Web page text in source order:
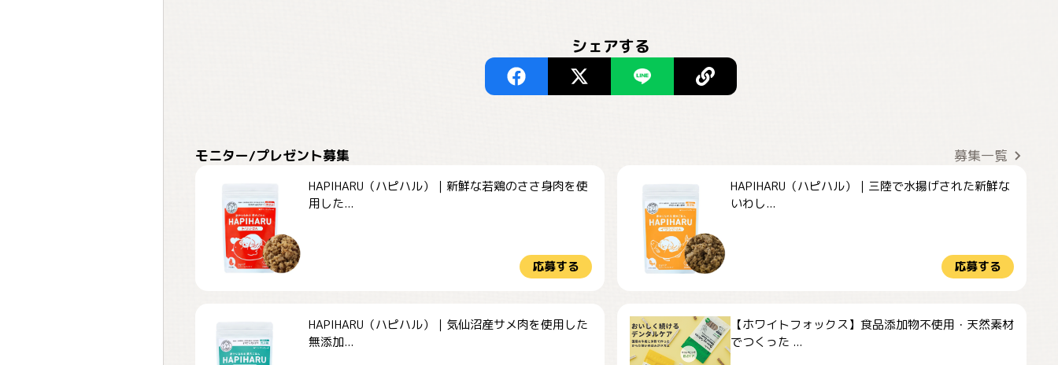
シェアする
モニター/プレゼント募集 募集一覧
HAPIHARU（ハピハル）｜新鮮な若鶏のささ身肉を使
用した...
応募する
HAPIHARU（ハピハル）｜三陸で水揚げされた新鮮な
いわし...
応募する
HAPIHARU（ハピハル）｜気仙沼産サメ肉を使用した
無添加...
【ホワイトフォックス】食品添加物不使用・天然素材
でつくった ...